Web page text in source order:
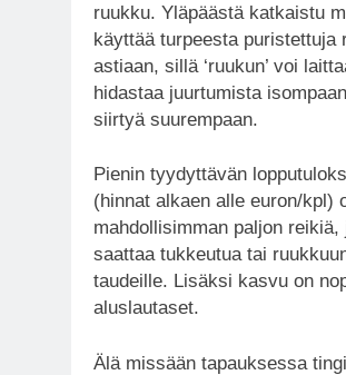
ruukku. Yläpäästä katkaistu
käyttää turpeesta
astiaan, sillä ‘ruukun’ voi
hidastaa juurtumista
siirtyä suurempaan.
Pienin tyydyttävän
(hinnat alkaen alle euron/kpl)
mahdollisimman paljon
saattaa tukkeutua tai
taudeille. Lisäksi kasvu on
aluslautaset.
Älä missään tapauksessa